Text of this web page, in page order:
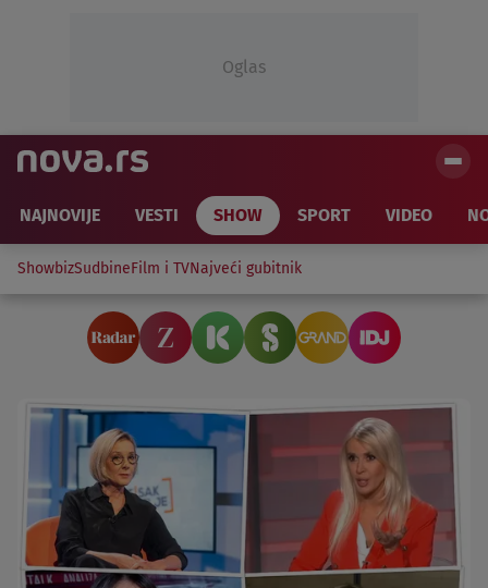
Oglas
NAJNOVIJE VESTI SHOW SPORT VIDEO
ShowbizSudbineFilm i TVNajveći gubitnik